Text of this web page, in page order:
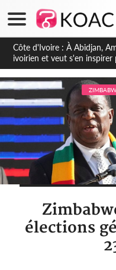
Côte d'Ivoire : À Abidjan,
ivoirien et veut s'en
de la Guinée
élections